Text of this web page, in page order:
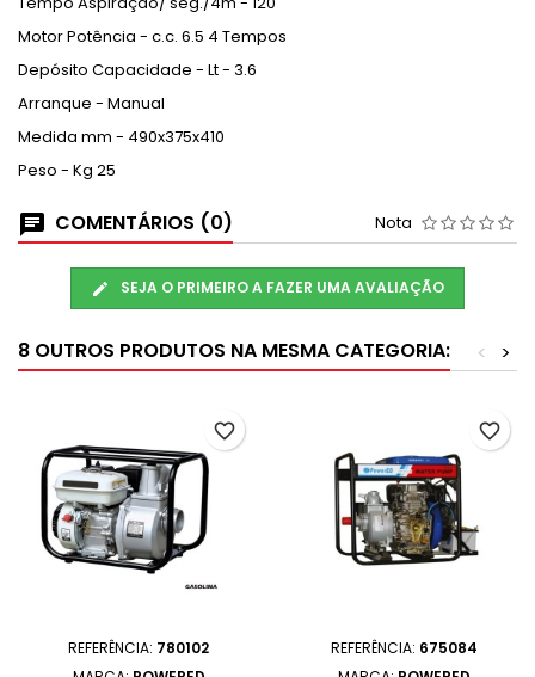
Motor Potência - c.c. 6.5 4 Tempos
Depósito Capacidade - Lt - 3.6
Arranque - Manual
Medida mm - 490x375x410
Peso - Kg 25
COMENTÁRIOS (0) Nota
SEJA O PRIMEIRO A FAZER UMA AVALIAÇÃO
8 OUTROS PRODUTOS NA MESMA CATEGORIA: >
<
REFERÊNCIA: 780102
favorite_border
REFERÊNCIA: 675084
favorite_border